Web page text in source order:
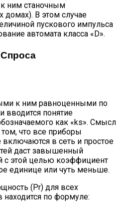
ним станочным
домах). В этом случае
пускового импульса
автомата класса «D».
к ним равноценными по
вводится понятие
как «ks». Смысл
что все приборы
в сеть и простое
даст завышенный
с этой целью коэффициент
единице или чуть меньше.
(Pr) для всех
по формуле: